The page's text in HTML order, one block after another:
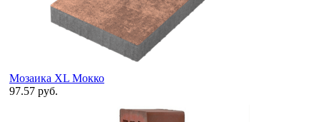
Мозаика XL Мокко
97.57 руб.